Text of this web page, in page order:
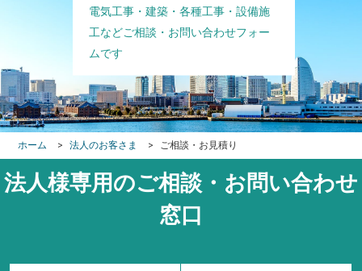
電気工事・建築・各種工事・設備施
工などご相談・お問い合わせフォー
ムです
ホーム > 法人のお客さま > ご相談・お見積り
法人様専用のご相談・お問い合わせ
窓口